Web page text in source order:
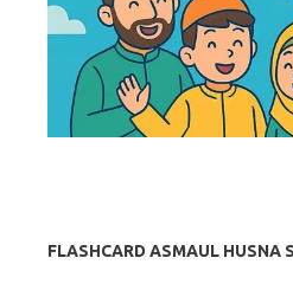
FLASHCARD ASMAUL HUSNA